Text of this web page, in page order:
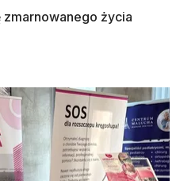
zmarnowanego życia